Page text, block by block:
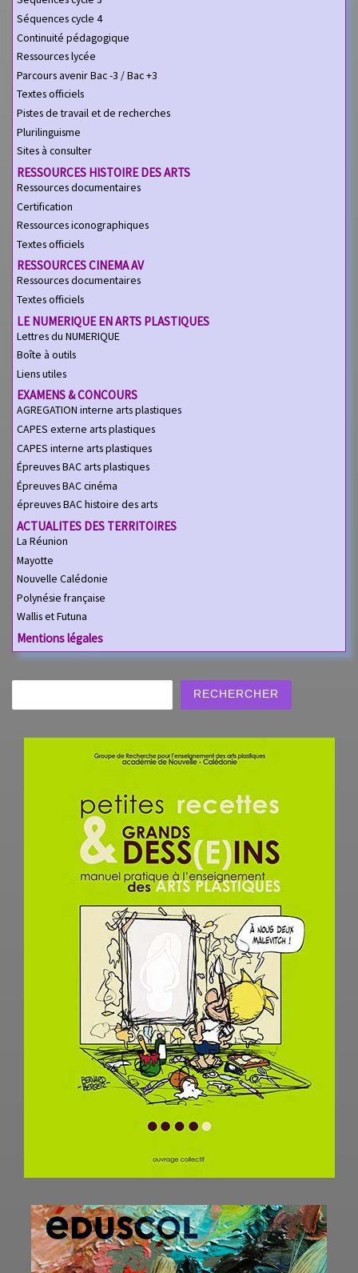
Séquences cycle 4
Continuité pédagogique
Ressources lycée
Parcours avenir Bac -3 / Bac +3
Textes officiels
Pistes de travail et de recherches
Plurilinguisme
Sites à consulter
RESSOURCES HISTOIRE DES ARTS
Ressources documentaires
Certification
Ressources iconographiques
Textes officiels
RESSOURCES CINEMA AV
Ressources documentaires
Textes officiels
LE NUMERIQUE EN ARTS PLASTIQUES
Lettres du NUMERIQUE
Boîte à outils
Liens utiles
EXAMENS & CONCOURS
AGREGATION interne arts plastiques
CAPES externe arts plastiques
CAPES interne arts plastiques
Épreuves BAC arts plastiques
Épreuves BAC cinéma
épreuves BAC histoire des arts
ACTUALITES DES TERRITOIRES
La Réunion
Mayotte
Nouvelle Calédonie
Polynésie française
Wallis et Futuna
Mentions légales
RECHERCHER